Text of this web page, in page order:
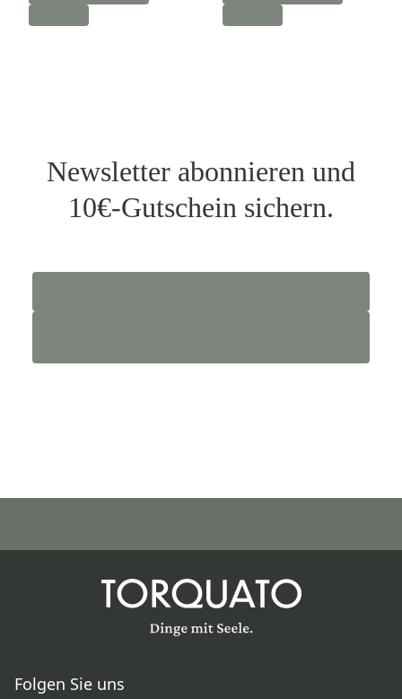
Newsletter abonnieren und
10€-Gutschein sichern.
Folgen Sie uns